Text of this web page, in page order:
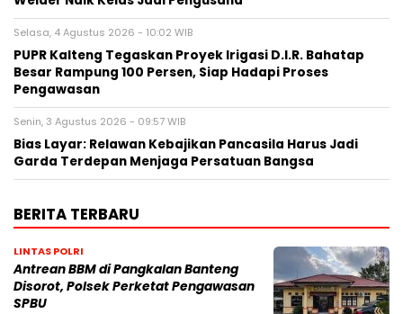
Selasa, 4 Agustus 2026 - 10:02 WIB
PUPR Kalteng Tegaskan Proyek Irigasi D.I.R. Bahatap
Besar Rampung 100 Persen, Siap Hadapi Proses
Pengawasan
Senin, 3 Agustus 2026 - 09:57 WIB
Bias Layar: Relawan Kebajikan Pancasila Harus Jadi
Garda Terdepan Menjaga Persatuan Bangsa
BERITA TERBARU
LINTAS POLRI
Antrean BBM di Pangkalan Banteng
Disorot, Polsek Perketat Pengawasan
SPBU